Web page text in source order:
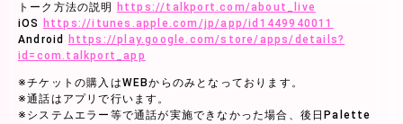
トーク方法の説明
https://talkport.com/about_live
iOS
https://itunes.apple.com/jp/app/id1449940011
Android
https://play.google.com/store/apps/details?
id=com.talkport_app
※チケットの購入はWEBからのみとなっております。
※通話はアプリで行います。
※システムエラー等で通話が実施できなかった場合、後日Palette